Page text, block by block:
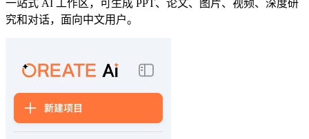
一站式 AI 工作区，可生成 PPT、论文、图片、视频、深度研
究和对话，面向中文用户。